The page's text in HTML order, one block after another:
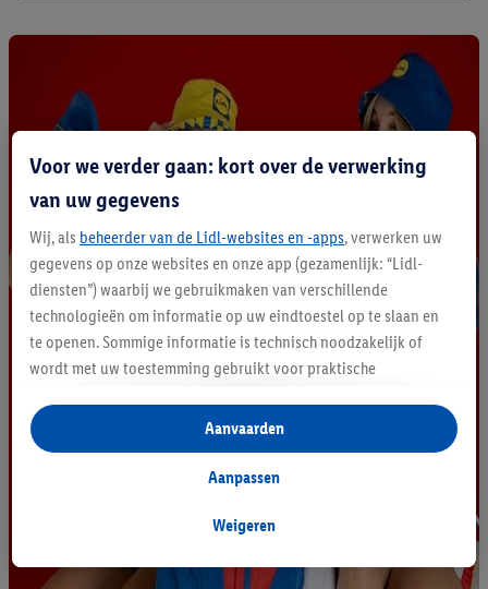
Voor we verder gaan: kort over de verwerking
van uw gegevens
Wij, als beheerder van de Lidl-websites en -apps, verwerken uw
gegevens op onze websites en onze app (gezamenlijk: “Lidl-
diensten”) waarbij we gebruikmaken van verschillende
technologieën om informatie op uw eindtoestel op te slaan en
te openen. Sommige informatie is technisch noodzakelijk of
wordt met uw toestemming gebruikt voor praktische
reclame binnen en buiten de Lidl-diensten aan te bieden. Als u
deelneemt aan het Lidl Plus-programma, worden voor deze
doeleinden eveneens gegevens over uw koopgedrag in de
Als u hier uw toestemming geeft voor gepersonaliseerde
of inlogt op uw bestaande Lidl Plus-account, kunnen wij en
Weigeren
Aanpassen
Aanvaarden